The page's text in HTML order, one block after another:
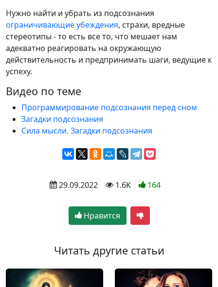
Нужно найти и убрать из подсознания
ограничивающие убеждения, страхи, вредные
стереотипы - то есть все то, что мешает нам
адекватно реагировать на окружающую
действительность и предпринимать шаги, ведущие к
успеху.
Видео по теме
Программирование подсознания перед сном
Загадки подсознания
Сила мысли. Загадки подсознания
29.09.2022 1.6K 164
Нравится
Читать другие статьи